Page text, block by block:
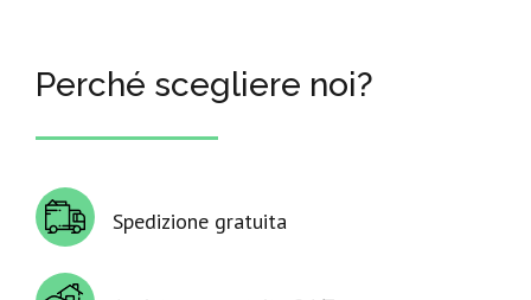
Perché scegliere noi?
Spedizione gratuita